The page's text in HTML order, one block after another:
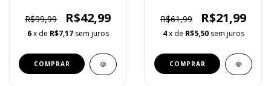
R$99,99 R$42,99
6 x de R$7,17 sem juros
R$61,99 R$21,99
4 x de R$5,50 sem juros